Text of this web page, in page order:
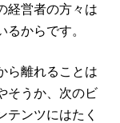
経営者の方々は
からです。
ら離れることは
そうか、次のビ
テンツにはたく